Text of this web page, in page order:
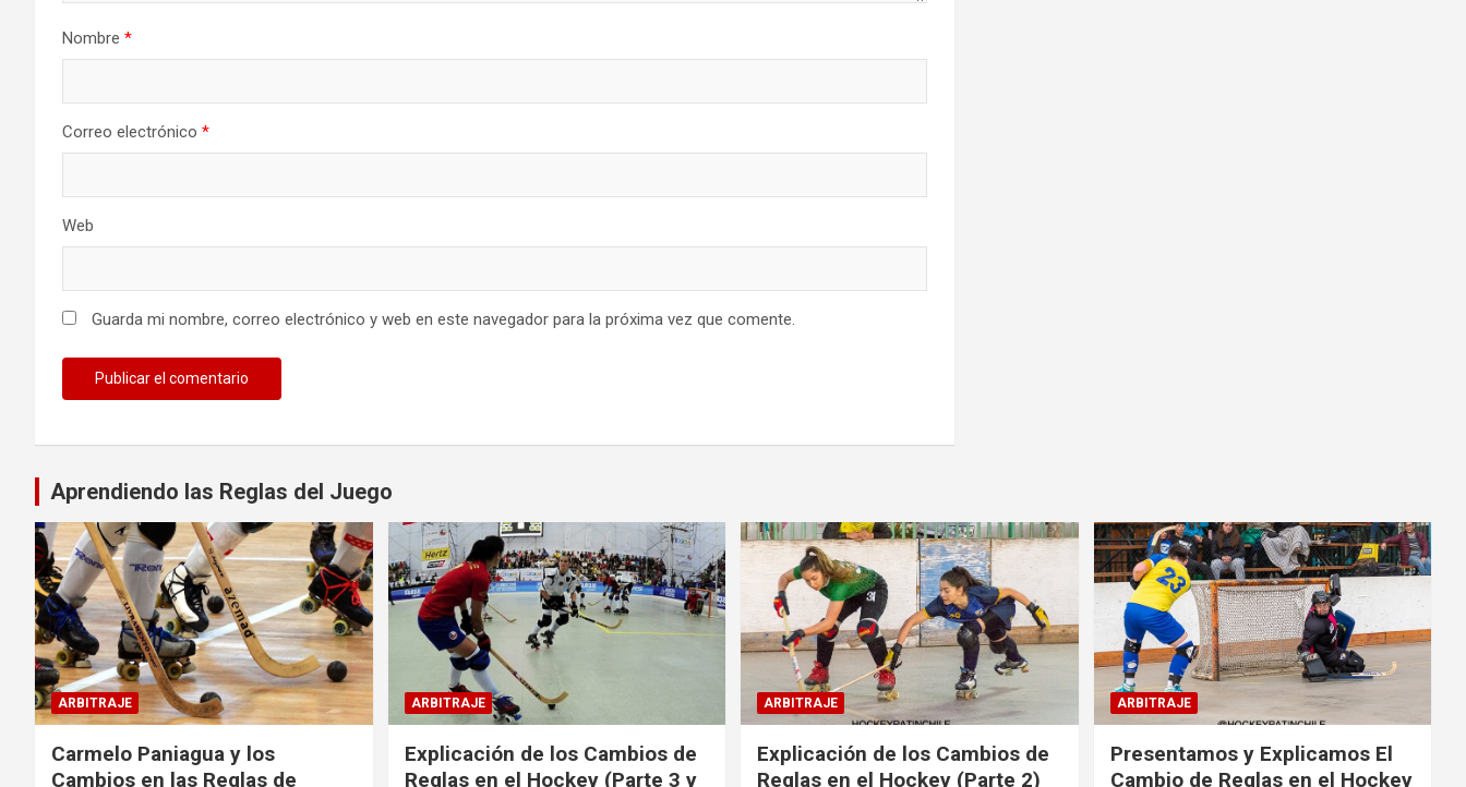
Nombre *
Correo electrónico *
Web
Guarda mi nombre, correo electrónico y web en este navegador para la próxima vez que comente.
Aprendiendo las Reglas del Juego
ARBITRAJE
Carmelo Paniagua y los
Cambios en las Reglas de
ARBITRAJE
Explicación de los Cambios de
Reglas en el Hockey (Parte 3 y
ARBITRAJE
Explicación de los Cambios de
Reglas en el Hockey (Parte 2)
ARBITRAJE
Presentamos y Explicamos El
Cambio de Reglas en el Hockey